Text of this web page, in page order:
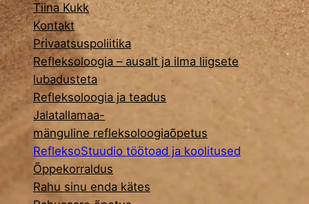
Tiina Kukk
Kontakt
Privaatsuspoliitika
Refleksoloogia – ausalt ja ilma liigsete
lubadusteta
Refleksoloogia ja teadus
Jalatallamaa-
mänguline refleksoloogiaõpetus
RefleksoStuudio töötoad ja koolitused
Õppekorraldus
Rahu sinu enda kätes